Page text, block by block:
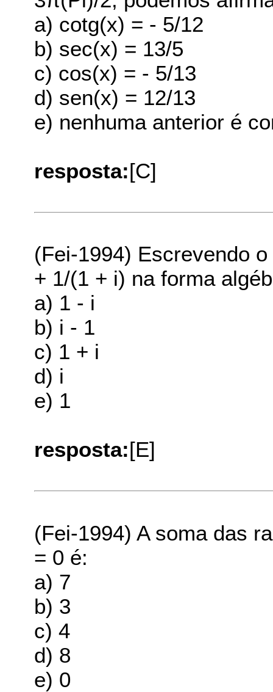
a) cotg(x) = - 5/12
b) sec(x) = 13/5
c) cos(x) = - 5/13
d) sen(x) = 12/13
e) nenhuma anterior é
resposta:[C]
(Fei-1994) Escrevendo
+ 1/(1 + i) na forma
a) 1 - i
b) i - 1
c) 1 + i
d) i
e) 1
resposta:[E]
(Fei-1994) A soma das
= 0 é:
a) 7
b) 3
c) 4
d) 8
e) 0